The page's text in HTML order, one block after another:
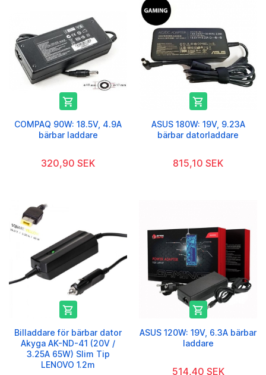

COMPAQ 90W: 18.5V, 4.9A
bärbar laddare
320,90 SEK

ASUS 180W: 19V, 9.23A
bärbar datorladdare
815,10 SEK

Billaddare för bärbar dator
Akyga AK-ND-41 (20V /
3.25A 65W) Slim Tip
LENOVO 1.2m

ASUS 120W: 19V, 6.3A bärbar
laddare
514,40 SEK